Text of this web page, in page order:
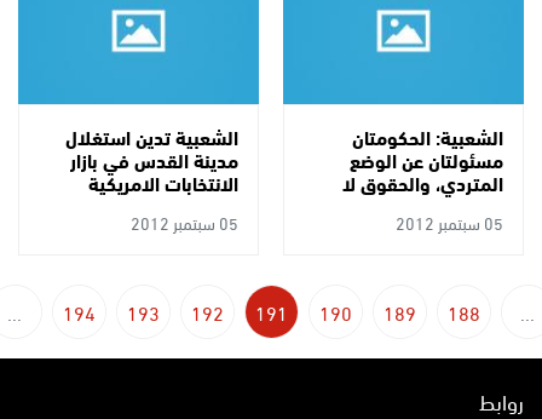
الشعبية: الحكومتان
مسئولتان عن الوضع
المتردي، والحقوق لا
تستجدى بل تنتزع انتزاعا05 سبتمبر 2012
الشعبية تدين استغلال
مدينة القدس في بازار
الانتخابات الامريكية
05 سبتمبر 2012
...
188
189
190
191
192
193
194
...
روابط